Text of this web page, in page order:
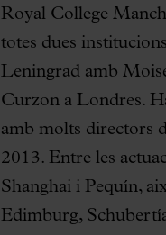
Royal College
totes dues
Leningrad amb
Curzon a Londres.
amb molts directors
2013. Entre les
Shanghai i Pequín,
Edimburg,